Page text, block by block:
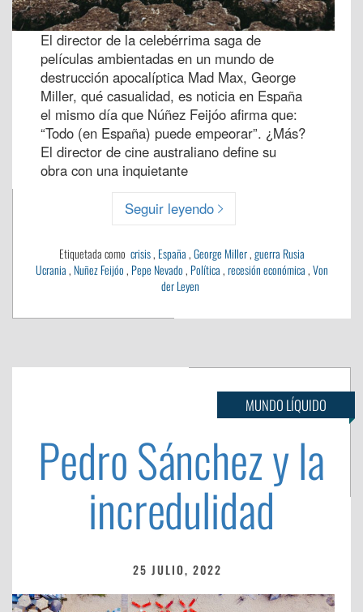
El director de la celebérrima saga de
películas ambientadas en un mundo de
destrucción apocalíptica Mad Max, George
Miller, qué casualidad, es noticia en España
el mismo día que Núñez Feijóo afirma que:
“Todo (en España) puede empeorar”. ¿Más?
El director de cine australiano define su
obra con una inquietante
Seguir leyendo
Etiquetada como crisis, España,George Miller,guerra Rusia
Ucrania, Nuñez Feijóo, Pepe Nevado, Política,recesión económica,Von
der Leyen
MUNDO LÍQUIDO
Pedro Sánchez y la
incredulidad
25 JULIO, 2022